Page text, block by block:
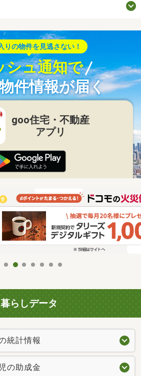
りの物件を見逃さない！
シュ通知で
件情報が届く
goo住宅・不動産
アプリ
暮らしデータ
統計情報
の助成金